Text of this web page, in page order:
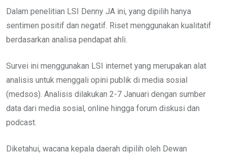
Dalam penelitian LSI Denny JA ini, yang dipilih hanya
sentimen positif dan negatif. Riset menggunakan kualitatif
berdasarkan analisa pendapat ahli.
Survei ini menggunakan LSI internet yang merupakan alat
analisis untuk menggali opini publik di media sosial
(medsos). Analisis dilakukan 2-7 Januari dengan sumber
data dari media sosial, online hingga forum diskusi dan
podcast.
Diketahui, wacana kepala daerah dipilih oleh Dewan